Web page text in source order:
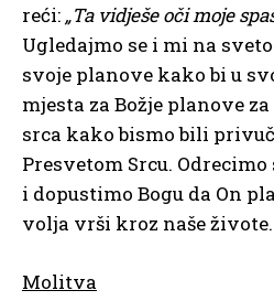
reći: „Ta vidješe oči moje
Ugledajmo se i mi na
svoje planove kako bi u
mjesta za Božje planove
srca kako bismo bili
Presvetom Srcu.
i dopustimo Bogu da On
volja vrši kroz naše živote.
Molitva